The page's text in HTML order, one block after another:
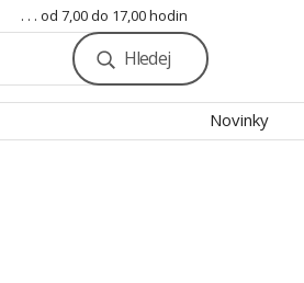
. . . od 7,00 do 17,00 hodin
Hledej
Novinky